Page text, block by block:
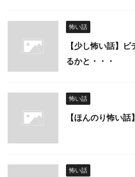
怖い話
【少し怖い話】
るかと・・・
怖い話
【ほんのり怖い
怖い話